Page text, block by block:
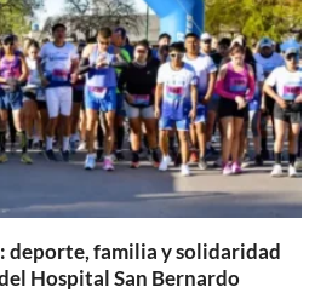
deporte, familia y solidaridad
Hospital San Bernardo